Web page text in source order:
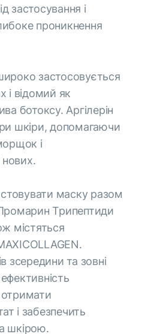
застосування і
проникнення
застосовується
і відомий як
ботоксу. Аргілерін
шкіри, допомагаючи
і
маску разом
Трипептиди
містяться
зсередини та зовні
і забезпечить
шкірою.